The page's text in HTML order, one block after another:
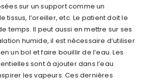
sur un support comme un
tissus, l’oreiller, etc. Le patient doit le
temps. Il peut aussi en mettre sur ses
humide, il est nécessaire d’utiliser
un bol et faire bouillir de l’eau. Les
sont à ajouter dans l’eau
les vapeurs. Ces dernières